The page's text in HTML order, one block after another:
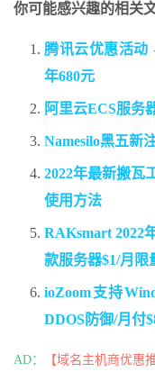
你可能感兴趣的相关文
腾讯云优惠活动
年680元
阿里云ECS服务
Namesilo黑五新
2022年最新搬瓦
使用方法
RAKsmart 2022
款服务器$1/月限
ioZoom支持
DDOS防御/月付
AD： 【域名主机商优惠